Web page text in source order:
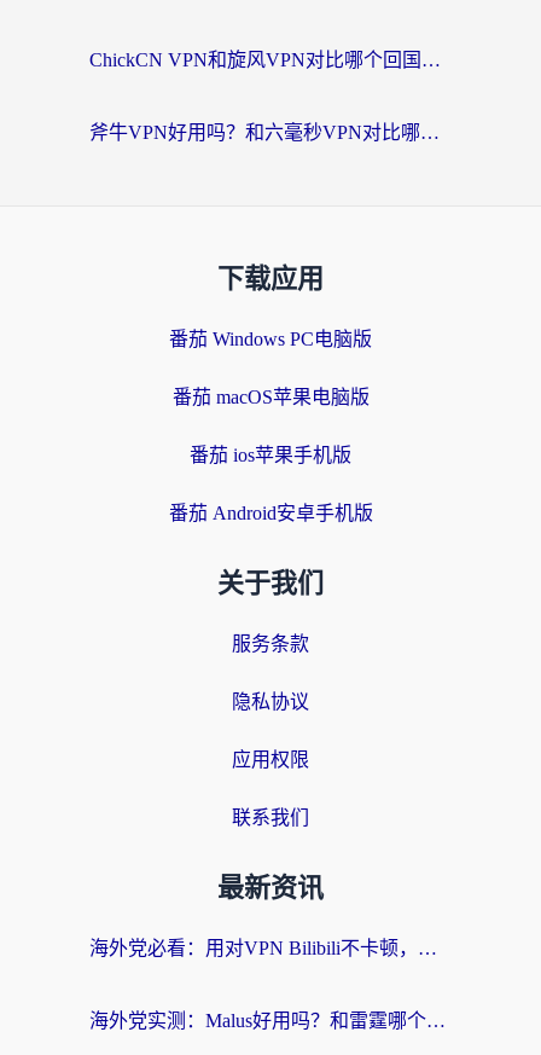
ChickCN VPN和旋风VPN对比哪个回国效果更好？海外党实测回国内网神器指南
斧牛VPN好用吗？和六毫秒VPN对比哪个回国效果更好？海外党亲测实用指南
下载应用
番茄 Windows PC电脑版
番茄 macOS苹果电脑版
番茄 ios苹果手机版
番茄 Android安卓手机版
关于我们
服务条款
隐私协议
应用权限
联系我们
最新资讯
海外党必看：用对VPN Bilibili不卡顿，英国玩国内游戏也丝滑——2026回国加速器选择指南
海外党实测：Malus好用吗？和雷霆哪个好？+ 3款热门加速器深度对比